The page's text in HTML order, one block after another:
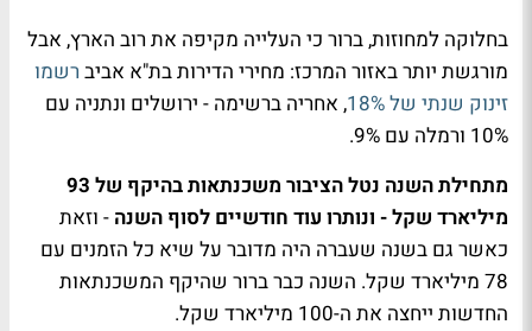
בחלוקה למחוזות, ברור כי העלייה מקיפה את רוב הארץ, אבל
מורגשת יותר באזור המרכז: מחירי הדירות בת"א אביב רשמו
זינוק שנתי של 18%
, אחריה ברשימה - ירושלים ונתניה עם
10% ורמלה עם 9%.
מתחילת השנה נטל הציבור משכנתאות בהיקף של 93
מיליארד שקל - ונותרו עוד חודשיים לסוף השנה - וזאת
כאשר גם בשנה שעברה היה מדובר על שיא כל הזמנים עם
78 מיליארד שקל. השנה כבר ברור שהיקף המשכנתאות
החדשות ייחצה את ה-100 מיליארד שקל.